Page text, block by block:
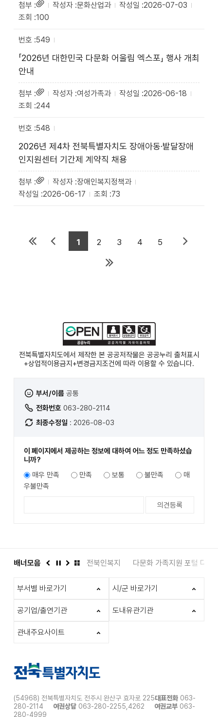
문화산업과
2026-07-03
100
549
「2026년 대한민국 다문화 어울림 엑스포」 행사 개최
안내
여성가족과
2026-06-18
244
548
2026년 제4차 전북특별자치도 장애아동·발달장애
인지원센터 기간제 계약직 채용
장애인복지정책과
2026-06-17
73
1 2 3 4 5
전북특별자치도에서 제작한 본 공공저작물은 공공누리 출처표시
+상업적이용금지+변경금지 조건에 따라 이용할 수 있습니다.
부서/이름 공통
전화번호 063-280-2114
최종수정일 : 2026-08-03
이 페이지에서 제공하는 정보에 대하여 어느 정도 만족하셨습
니까?
매우 만족
만족 보통 불만족
매
우불만족
배너모음
서관 인권상담 1331 전북인복지 다문화 가족지원 포털 다누
부서별 바로가기 시/군 바로가기
공기업/출연기관 도내유관기관
관내주요사이트
(54968) 전북특별자치도 전주시 완산구 효자로 225대표전화 063-
280-2114
여권상담 063-280-2255,4262 여권교부 063-
280-4999